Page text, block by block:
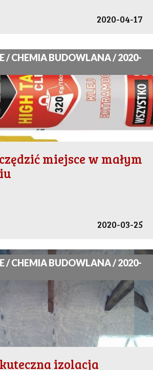
2020-04-17
/ CHEMIA BUDOWLANA / 2020-
miejsce w małym
2020-03-25
/ CHEMIA BUDOWLANA / 2020-
izolacja